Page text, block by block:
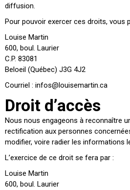
diffusion.
Pour pouvoir exercer ces droits, vous
Louise Martin
600, boul. Laurier
C.P. 83081
Beloeil (Québec) J3G 4J2
Courriel : infos@louisemartin.ca
Droit d’accès
Nous nous engageons à reconnaître
rectification aux personnes
modifier, voire radier les informations
L’exercice de ce droit se fera par :
Louise Martin
600, boul. Laurier